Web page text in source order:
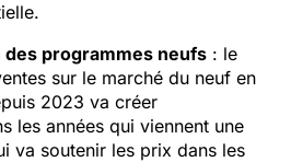
des programmes neufs : le
sur le marché du neuf en
2023 va créer
les années qui viennent une
va soutenir les prix dans les